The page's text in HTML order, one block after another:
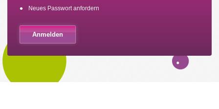
Neues Passwort anfordern